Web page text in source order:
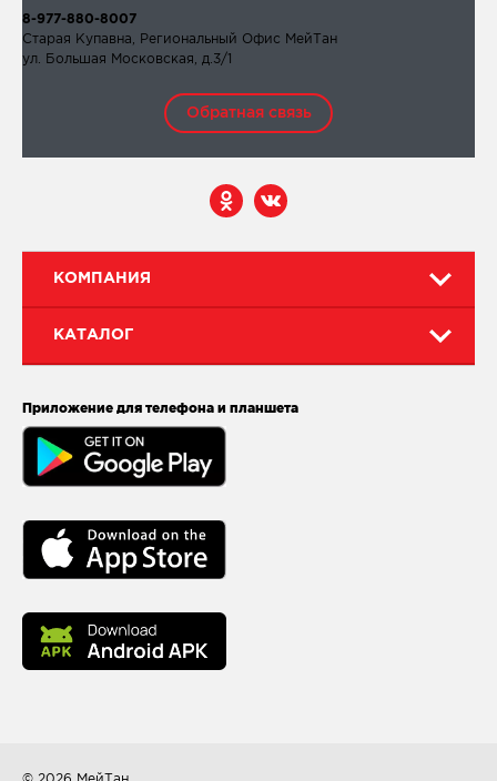
КОМПАНИЯ
КАТАЛОГ
Приложение для телефона и планшета
8-977-880-8007
Старая Купавна, Региональный Офис МейТан
ул. Большая Московская, д.3/1
Обратная связь